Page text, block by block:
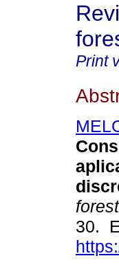
Print
30.